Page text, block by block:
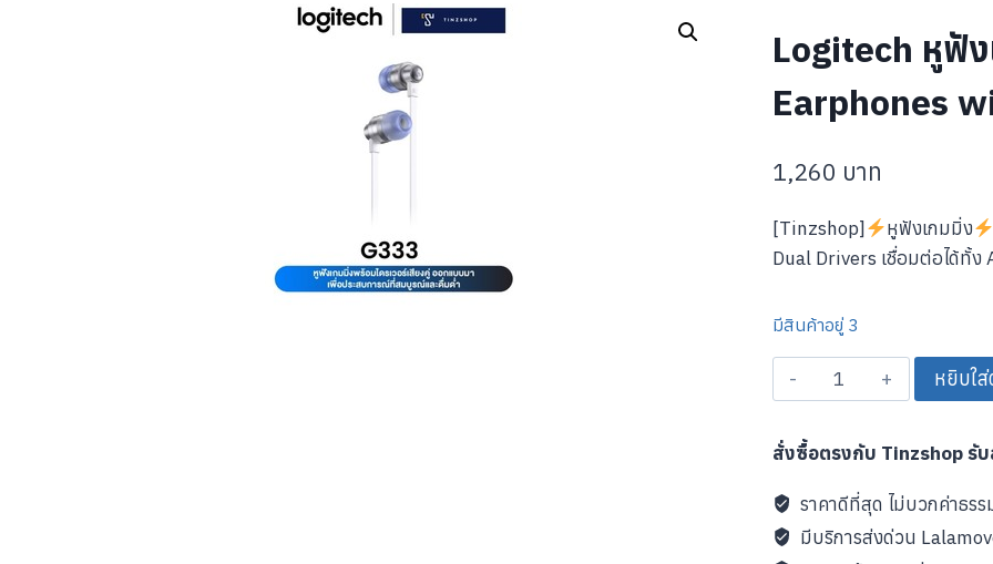
Logitech หูฟั
Earphones
1,260 บาท
[Tinzshop]
หูฟังเกมมิ่ง
Dual Drivers เชื่อมต่อได้ทั้ง
มีสินค้าอยู่ 3
จำนวน
Logitech
ฟัง
G333
หยิบใ
สั่งซื้อตรงกับ Tinzshop รั
ราคาดีที่สุด ไม่บวกค่าธร
มีบริการส่งด่วน